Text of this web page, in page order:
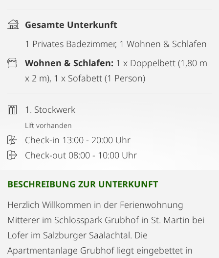
Gesamte Unterkunft
1 Privates Badezimmer, 1 Wohnen & Schlafen
Wohnen & Schlafen: 1 x Doppelbett (1,80 m
x 2 m), 1 x Sofabett (1 Person)
1. Stockwerk
Lift vorhanden
Check-in 13:00 - 20:00 Uhr
Check-out 08:00 - 10:00 Uhr
BESCHREIBUNG ZUR UNTERKUNFT
Herzlich Willkommen in der Ferienwohnung
Mitterer im Schlosspark Grubhof in St. Martin bei
Lofer im Salzburger Saalachtal. Die
Apartmentanlage Grubhof liegt eingebettet in